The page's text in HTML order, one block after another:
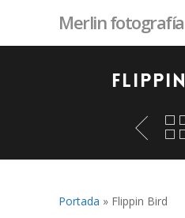
Merlin fotografía
Portada » Flippin Bird